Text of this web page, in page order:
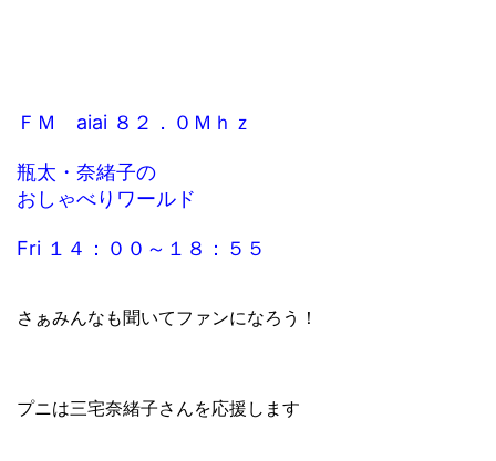
ＦＭ aiai ８２．０Ｍｈｚ
瓶太・奈緒子の
おしゃべりワールド
Fri １４：００～１８：５５
さぁみんなも聞いてファンになろう！
プニは三宅奈緒子さんを応援します